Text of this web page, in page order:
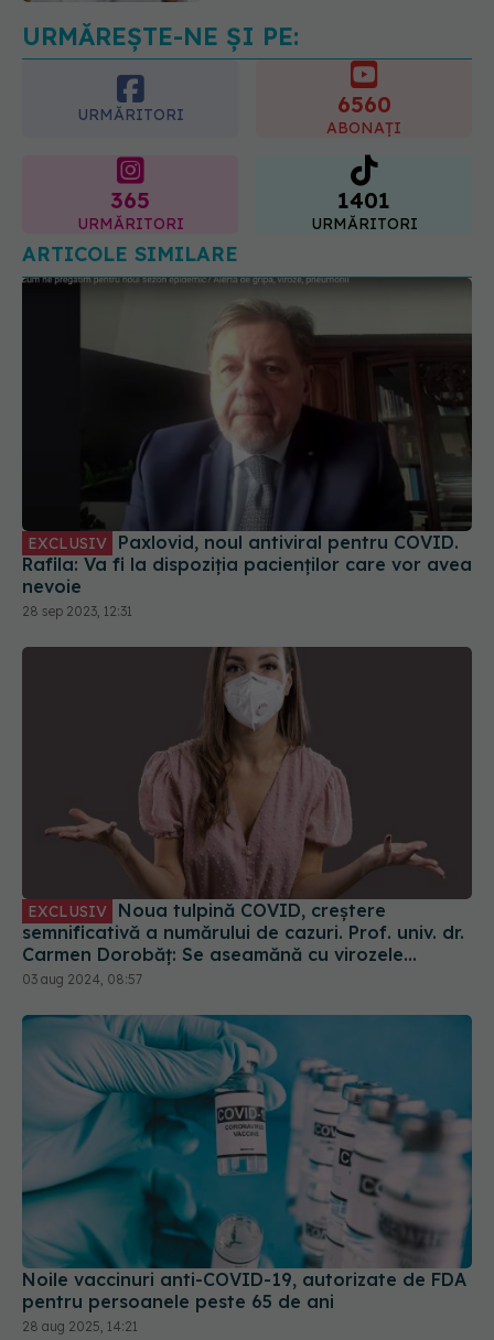
URMĂREȘTE-NE ȘI PE:
URMĂRITORI 6560
ABONAȚI
365
URMĂRITORI
1401
URMĂRITORI
ARTICOLE SIMILARE
EXCLUSIV
Rafila: Va fi la dispoziția pacienților care vor avea
nevoie
28 sep 2023, 12:31
EXCLUSIV
semnificativă a numărului de cazuri. Prof. univ. dr.
Carmen Dorobăț: Se aseamănă cu virozele
respiratorii. Nu necesită tratament simptomatic
03 aug 2024, 08:57
Noile vaccinuri anti-COVID-19, autorizate de FDA
pentru persoanele peste 65 de ani
28 aug 2025, 14:21